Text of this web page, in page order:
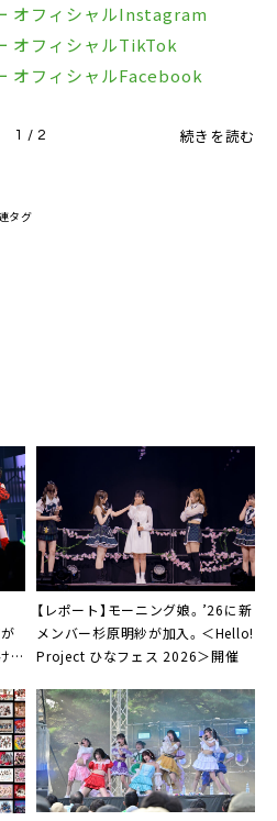
オフィシャルInstagram
オフィシャルTikTok
オフィシャルFacebook
1 / 2 続きを読む
タグ
て
【レポート】モーニング娘。’26に新
メンバー杉原明紗が加入。＜Hello!
Project ひなフェス 2026＞開催